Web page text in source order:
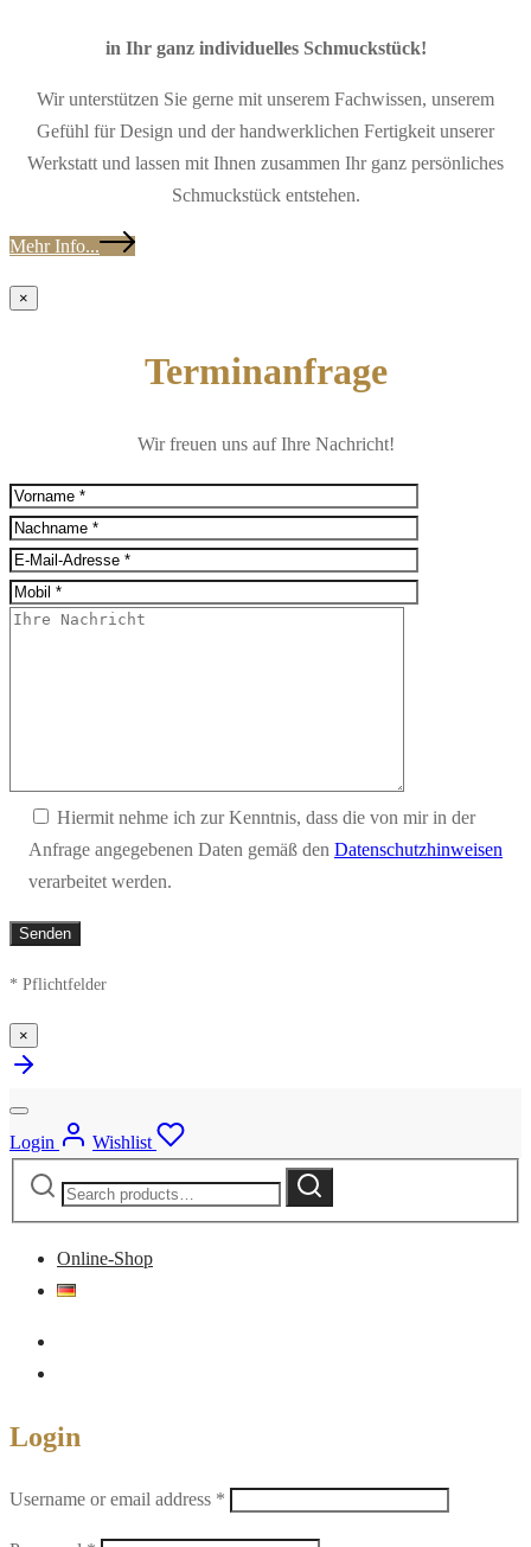
in Ihr ganz individuelles Schmuckstück!
Wir unterstützen Sie gerne mit unserem Fachwissen, unserem
Gefühl für Design und der handwerklichen Fertigkeit unserer
Werkstatt und lassen mit Ihnen zusammen Ihr ganz persönliches
Schmuckstück entstehen.
Mehr Info...
×
Terminanfrage
Wir freuen uns auf Ihre Nachricht!
Hiermit nehme ich zur Kenntnis, dass die von mir in der
Anfrage angegebenen Daten gemäß den Datenschutzhinweisen
verarbeitet werden.
* Pflichtfelder
×
Login
Wishlist
Search
Search
Online-Shop
Login
Username or email address *